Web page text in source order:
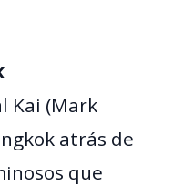
Kai (Mark
atrás de
que